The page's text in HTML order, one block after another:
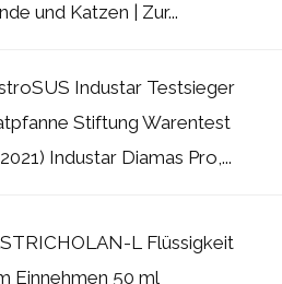
und Katzen | Zur...
Industar Testsieger
Stiftung Warentest
Industar Diamas Pro,...
L Flüssigkeit
Einnehmen 50 ml